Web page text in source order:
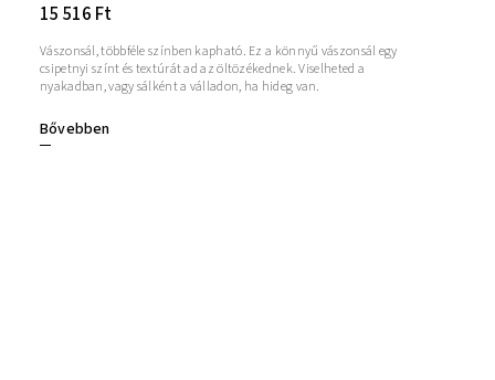
15 516 Ft
Bővebben
Vászonsál, többféle színben kapható. Ez a könnyű vászonsál egy
csipetnyi színt és textúrát ad az öltözékednek. Viselheted a
nyakadban, vagy sálként a válladon, ha hideg van.